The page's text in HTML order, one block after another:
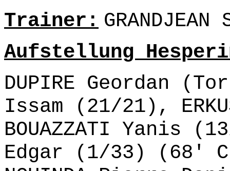
Trainer:
Aufstellung
DUPIRE Geordan
Issam (21/21),
BOUAZZATI Yanis
Edgar (1/33) (68'